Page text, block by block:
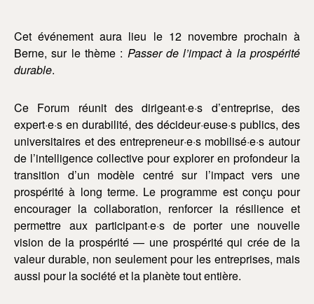
Cet événement aura lieu le 12 novembre prochain à
Berne, sur le thème : Passer de l’impact à la prospérité
durable.
Ce Forum réunit des dirigeant·e·s d’entreprise, des
expert·e·s en durabilité, des décideur·euse·s publics, des
universitaires et des entrepreneur·e·s mobilisé·e·s autour
de l’intelligence collective pour explorer en profondeur la
transition d’un modèle centré sur l’impact vers une
prospérité à long terme. Le programme est conçu pour
encourager la collaboration, renforcer la résilience et
permettre aux participant·e·s de porter une nouvelle
vision de la prospérité — une prospérité qui crée de la
valeur durable, non seulement pour les entreprises, mais
aussi pour la société et la planète tout entière.